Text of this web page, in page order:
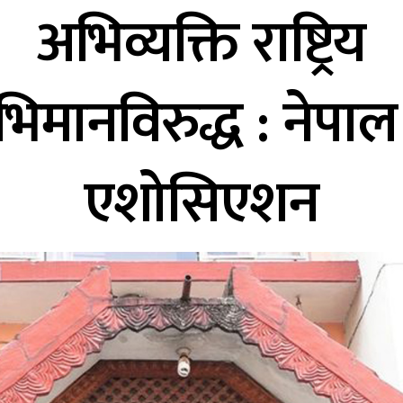
अभिव्यक्ति राष्ट्रिय
:
एशोसिएशन